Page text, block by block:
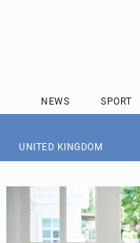
NEWS SPORT
UNITED KINGDOM